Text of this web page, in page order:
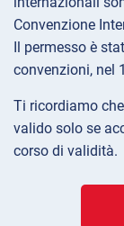
Convenzione
Il permesso è
convenzioni, nel
Ti ricordiamo
valido solo se
corso di validità.